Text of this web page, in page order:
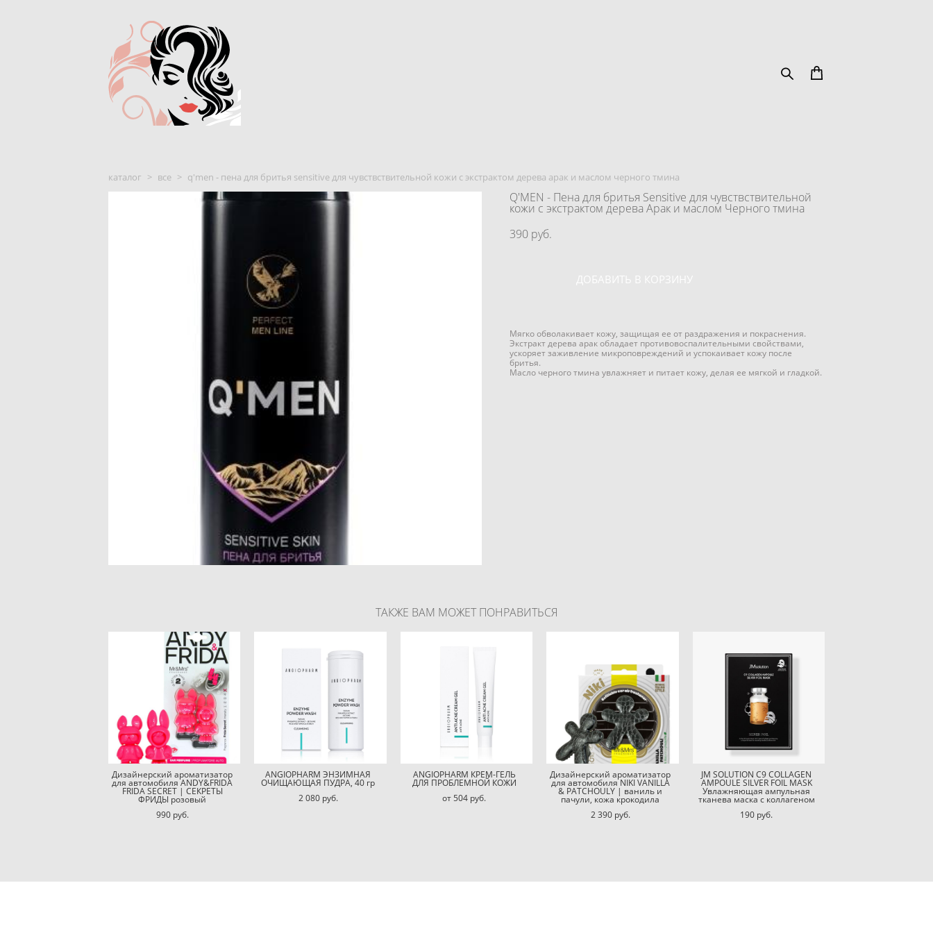
каталог > все > q'men - пена для бритья sensitive для чувствствительной кожи с экстрактом дерева арак и маслом черного тмина
Q'MEN - Пена для бритья Sensitive для чувствствительной
кожи с экстрактом дерева Арак и маслом Черного тмина
390 pуб.
ДОБАВИТЬ В КОРЗИНУ
Мягко обволакивает кожу, защищая ее от раздражения и покраснения.
Экстракт дерева арак обладает противовоспалительными свойствами,
ускоряет заживление микроповреждений и успокаивает кожу после
бритья.
Масло черного тмина увлажняет и питает кожу, делая ее мягкой и гладкой.
ТАКЖЕ ВАМ МОЖЕТ ПОНРАВИТЬСЯ
Дизайнерский ароматизатор
для автомобиля ANDY&FRIDA
FRIDA SECRET | СЕКРЕТЫ
ФРИДЫ розовый
990 pуб.
ANGIOPHARM ЭНЗИМНАЯ
ОЧИЩАЮЩАЯ ПУДРА, 40 гр
2 080 pуб.
ANGIOPHARM КРЕМ-ГЕЛЬ
ДЛЯ ПРОБЛЕМНОЙ КОЖИ
от 504 pуб.
Дизайнерский ароматизатор
для автомобиля NIKI VANILLA
& PATCHOULY | ваниль и
пачули, кожа крокодила
2 390 pуб.
JM SOLUTION C9 COLLAGEN
AMPOULE SILVER FOIL MASK
Увлажняющая ампульная
тканева маска с коллагеном
190 pуб.